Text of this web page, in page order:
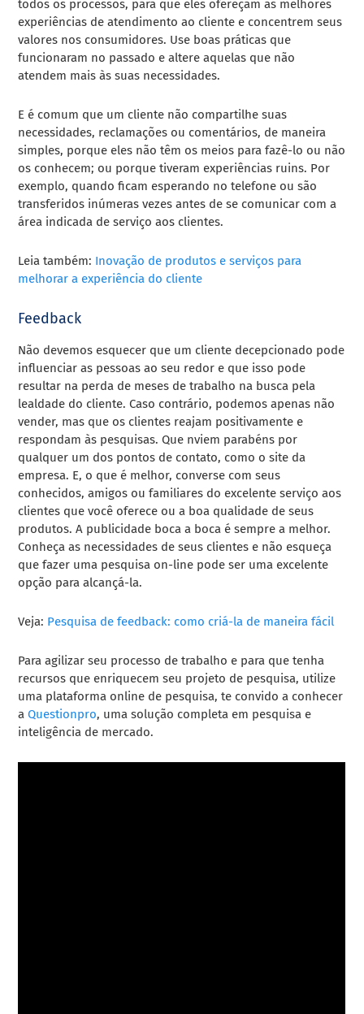
todos os processos, para que eles ofereçam as melhores
experiências de atendimento ao cliente e concentrem seus
valores nos consumidores. Use boas práticas que
funcionaram no passado e altere aquelas que não
atendem mais às suas necessidades.
E é comum que um cliente não compartilhe suas
necessidades, reclamações ou comentários, de maneira
simples, porque eles não têm os meios para fazê-lo ou não
os conhecem; ou porque tiveram experiências ruins. Por
exemplo, quando ficam esperando no telefone ou são
transferidos inúmeras vezes antes de se comunicar com a
área indicada de serviço aos clientes.
Leia também: Inovação de produtos e serviços para
melhorar a experiência do cliente
Feedback
Não devemos esquecer que um cliente decepcionado pode
influenciar as pessoas ao seu redor e que isso pode
resultar na perda de meses de trabalho na busca pela
lealdade do cliente. Caso contrário, podemos apenas não
vender, mas que os clientes reajam positivamente e
respondam às pesquisas. Que nviem parabéns por
qualquer um dos pontos de contato, como o site da
empresa. E, o que é melhor, converse com seus
conhecidos, amigos ou familiares do excelente serviço aos
clientes que você oferece ou a boa qualidade de seus
produtos. A publicidade boca a boca é sempre a melhor.
Conheça as necessidades de seus clientes e não esqueça
que fazer uma pesquisa on-line pode ser uma excelente
opção para alcançá-la.
Veja: Pesquisa de feedback: como criá-la de maneira fácil
Para agilizar seu processo de trabalho e para que tenha
recursos que enriquecem seu projeto de pesquisa, utilize
uma plataforma online de pesquisa, te convido a conhecer
a Questionpro, uma solução completa em pesquisa e
inteligência de mercado.